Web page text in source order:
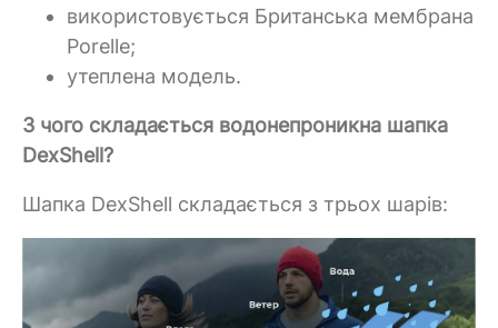
використовується Британська мембрана
Porelle;
утеплена модель.
З чого складається водонепроникна шапка
DexShell?
Шапка DexShell складається з трьох шарів: